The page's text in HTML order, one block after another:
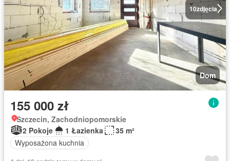
10zdjęcia
Dom
155 000 zł
Szczecin, Zachodniopomorskie
2 Pokoje
1 Łazienka
35 m²
Wyposażona kuchnia